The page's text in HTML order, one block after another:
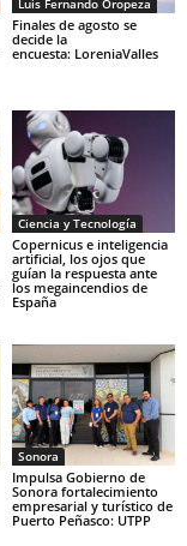
Luis Fernando Oropeza
Finales de agosto se
decide la
encuesta: LoreniaValles
Ciencia y Tecnología
Copernicus e inteligencia
artificial, los ojos que
guían la respuesta ante
los megaincendios de
España
Sonora
Impulsa Gobierno de
Sonora fortalecimiento
empresarial y turístico de
Puerto Peñasco: UTPP